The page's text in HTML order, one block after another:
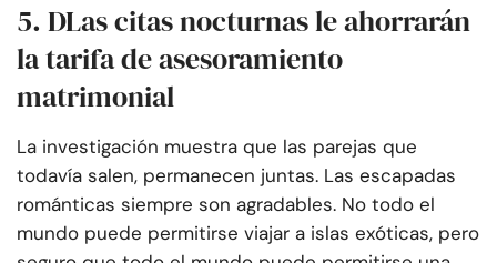
5. DLas citas nocturnas le ahorrarán
la tarifa de asesoramiento
matrimonial
La investigación muestra que las parejas que
todavía salen, permanecen juntas. Las escapadas
románticas siempre son agradables. No todo el
mundo puede permitirse viajar a islas exóticas, pero